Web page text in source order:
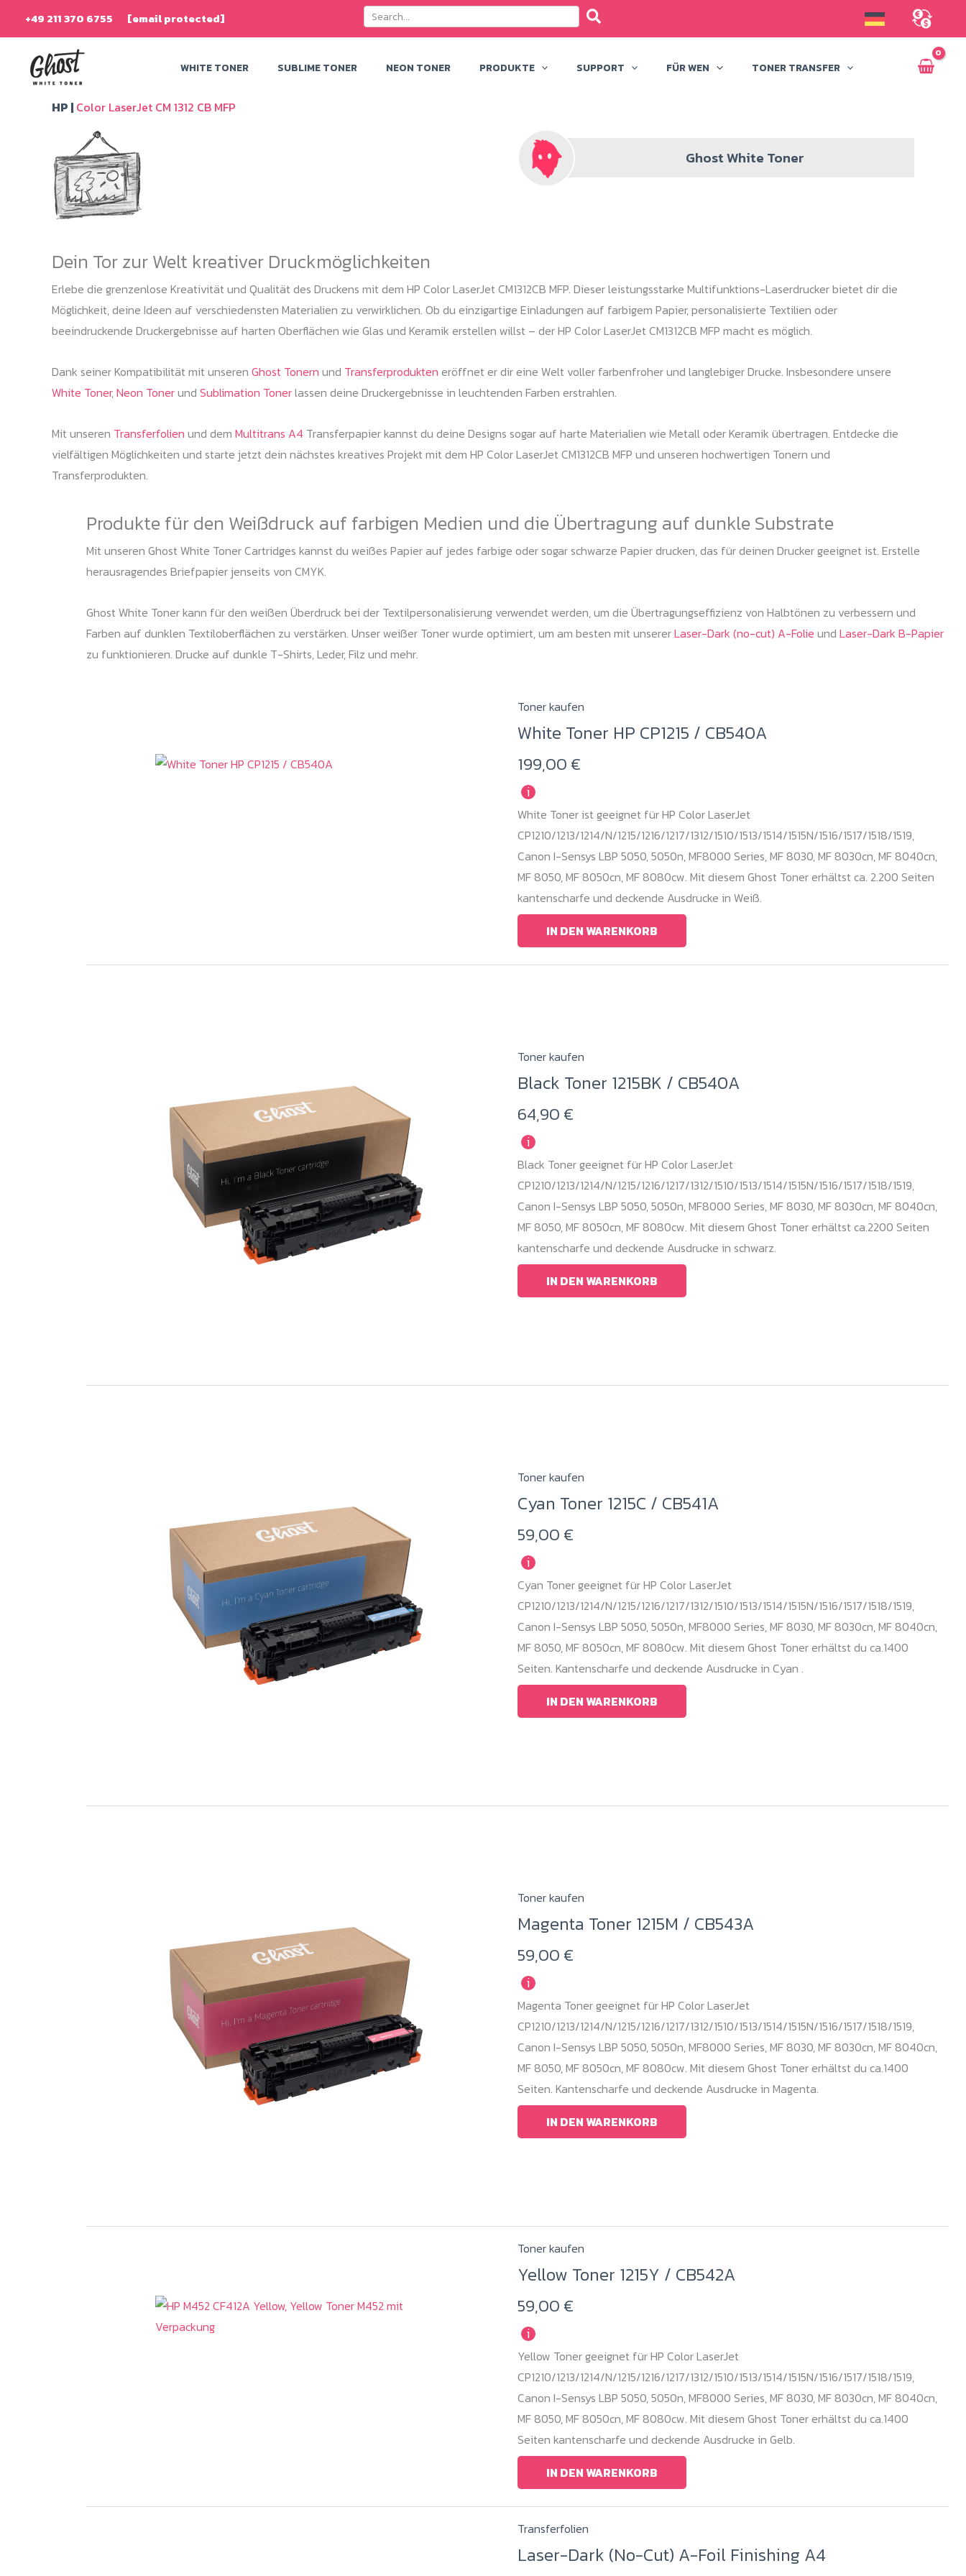
springen
+49 211 370 6755 [email protected]
WHITE TONER SUBLIME TONER NEON TONER PRODUKTE SUPPORT FÜR WEN TONER TRANSFER
HP | Color LaserJet CM 1312 CB MFP
Ghost White Toner
Dein Tor zur Welt kreativer Druckmöglichkeiten
Erlebe die grenzenlose Kreativität und Qualität des Druckens mit dem HP Color LaserJet CM1312CB MFP. Dieser leistungsstarke Multifunktions-Laserdrucker bietet dir die
Möglichkeit, deine Ideen auf verschiedensten Materialien zu verwirklichen. Ob du einzigartige Einladungen auf farbigem Papier, personalisierte Textilien oder
beeindruckende Druckergebnisse auf harten Oberflächen wie Glas und Keramik erstellen willst – der HP Color LaserJet CM1312CB MFP macht es möglich.
Dank seiner Kompatibilität mit unseren Ghost Tonern und Transferprodukten eröffnet er dir eine Welt voller farbenfroher und langlebiger Drucke. Insbesondere unsere
White Toner,Neon Tonerund Sublimation Tonerlassen deine Druckergebnisse in leuchtenden Farben erstrahlen.
Mit unseren Transferfolien und dem Multitrans A4 Transferpapier kannst du deine Designs sogar auf harte Materialien wie Metall oder Keramik übertragen. Entdecke die
vielfältigen Möglichkeiten und starte jetzt dein nächstes kreatives Projekt mit dem HP Color LaserJet CM1312CB MFP und unseren hochwertigen Tonern und
Transferprodukten.
Produkte für den Weißdruck auf farbigen Medien und die Übertragung auf dunkle Substrate
Mit unseren Ghost White Toner Cartridges kannst du weißes Papier auf jedes farbige oder sogar schwarze Papier drucken, das für deinen Drucker geeignet ist. Erstelle
herausragendes Briefpapier jenseits von CMYK.
Ghost White Toner kann für den weißen Überdruck bei der Textilpersonalisierung verwendet werden, um die Übertragungseffizienz von Halbtönen zu verbessern und
Farben auf dunklen Textiloberflächen zu verstärken. Unser weißer Toner wurde optimiert, um am besten mit unsererLaser-Dark (no-cut) A-Folie und Laser-Dark B-Papier
zu funktionieren. Drucke auf dunkle T-Shirts, Leder, Filz und mehr.
Toner kaufen
White Toner HP CP1215 / CB540A
199,00 €
i
White Toner ist geeignet für HP Color LaserJet
CP1210/1213/1214/N/1215/1216/1217/1312/1510/1513/1514/1515N/1516/1517/1518/1519,
Canon I-Sensys LBP 5050, 5050n, MF8000 Series, MF 8030, MF 8030cn, MF 8040cn,
MF 8050, MF 8050cn, MF 8080cw. Mit diesem Ghost Toner erhältst ca. 2.200 Seiten
kantenscharfe und deckende Ausdrucke in Weiß.
IN DEN WARENKORB
Toner kaufen
Black Toner 1215BK / CB540A
64,90 €
i
Black Toner geeignet für HP Color LaserJet
CP1210/1213/1214/N/1215/1216/1217/1312/1510/1513/1514/1515N/1516/1517/1518/1519,
Canon I-Sensys LBP 5050, 5050n, MF8000 Series, MF 8030, MF 8030cn, MF 8040cn,
MF 8050, MF 8050cn, MF 8080cw. Mit diesem Ghost Toner erhältst ca.2200 Seiten
kantenscharfe und deckende Ausdrucke in schwarz.
IN DEN WARENKORB
Toner kaufen
Cyan Toner 1215C / CB541A
59,00 €
i
Cyan Toner geeignet für HP Color LaserJet
CP1210/1213/1214/N/1215/1216/1217/1312/1510/1513/1514/1515N/1516/1517/1518/1519,
Canon I-Sensys LBP 5050, 5050n, MF8000 Series, MF 8030, MF 8030cn, MF 8040cn,
MF 8050, MF 8050cn, MF 8080cw. Mit diesem Ghost Toner erhältst du ca.1400
Seiten. Kantenscharfe und deckende Ausdrucke in Cyan .
IN DEN WARENKORB
Toner kaufen
Magenta Toner 1215M / CB543A
59,00 €
i
Magenta Toner geeignet für HP Color LaserJet
CP1210/1213/1214/N/1215/1216/1217/1312/1510/1513/1514/1515N/1516/1517/1518/1519,
Canon I-Sensys LBP 5050, 5050n, MF8000 Series, MF 8030, MF 8030cn, MF 8040cn,
MF 8050, MF 8050cn, MF 8080cw. Mit diesem Ghost Toner erhältst du ca.1400
Seiten. Kantenscharfe und deckende Ausdrucke in Magenta.
IN DEN WARENKORB
Toner kaufen
Yellow Toner 1215Y / CB542A
59,00 €
i
Yellow Toner geeignet für HP Color LaserJet
CP1210/1213/1214/N/1215/1216/1217/1312/1510/1513/1514/1515N/1516/1517/1518/1519,
Canon I-Sensys LBP 5050, 5050n, MF8000 Series, MF 8030, MF 8030cn, MF 8040cn,
MF 8050, MF 8050cn, MF 8080cw. Mit diesem Ghost Toner erhältst du ca.1400
Seiten kantenscharfe und deckende Ausdrucke in Gelb.
IN DEN WARENKORB
Transferfolien
Laser-Dark (No-Cut) A-Foil Finishing A4
Dieses
Produkt